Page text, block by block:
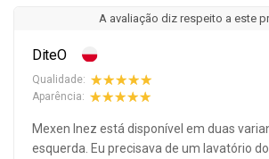
A avaliação diz respeito a este
DiteO
Qualidade:
Aparência:
Mexen Inez está disponível em duas
esquerda. Eu precisava de um lavatório